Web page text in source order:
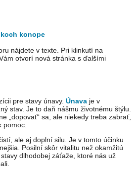
konope
nájdete v texte. Pri klinkutí na
otvorí nová stránka s ďalšími
pre stavy únavy. Únava je v
stav. Je to daň nášmu životnému štýlu.
„dopovať“ sa, ale niekedy treba zabrať,
pomoc.
ale aj doplní silu. Je v tomto účinku
Posilní skôr vitalitu než okamžitú
dlhodobej záťaže, ktoré nás už